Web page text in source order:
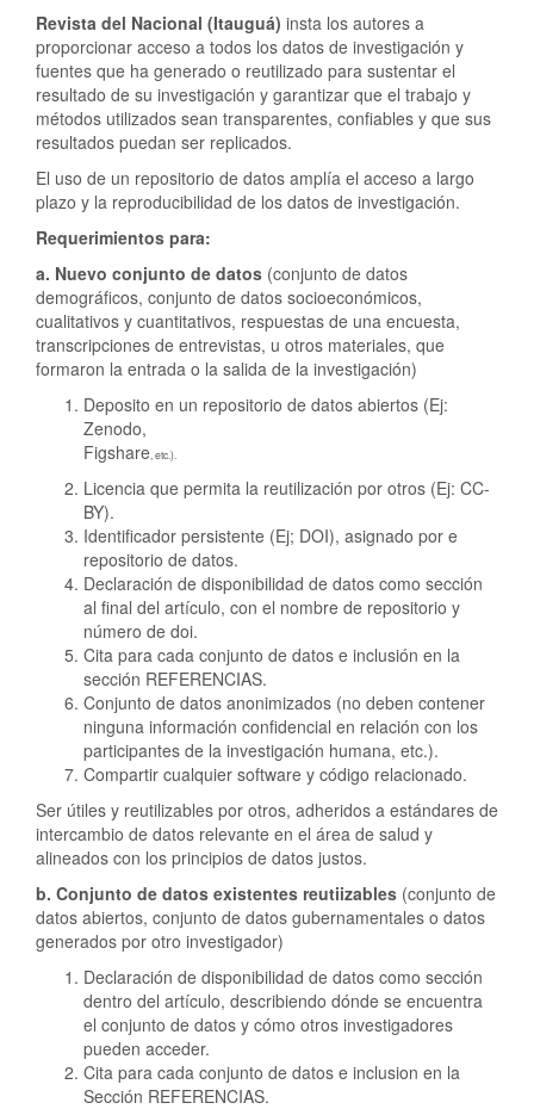
Revista del Nacional (Itauguá) insta los autores a
proporcionar acceso a todos los datos de investigación y
fuentes que ha generado o reutilizado para sustentar el
resultado de su investigación y garantizar que el trabajo y
métodos utilizados sean transparentes, confiables y que sus
resultados puedan ser replicados.
El uso de un repositorio de datos amplía el acceso a largo
plazo y la reproducibilidad de los datos de investigación.
Requerimientos para:
a. Nuevo conjunto de datos (conjunto de datos
demográficos, conjunto de datos socioeconómicos,
cualitativos y cuantitativos, respuestas de una encuesta,
transcripciones de entrevistas, u otros materiales, que
formaron la entrada o la salida de la investigación)
Deposito en un repositorio de datos abiertos (Ej:
Zenodo,
Figshare , etc.).
Licencia que permita la reutilización por otros (Ej: CC-
BY).
Identificador persistente (Ej; DOI), asignado por e
repositorio de datos.
Declaración de disponibilidad de datos como sección
al final del artículo, con el nombre de repositorio y
número de doi.
Cita para cada conjunto de datos e inclusión en la
sección REFERENCIAS.
Conjunto de datos anonimizados (no deben contener
ninguna información confidencial en relación con los
participantes de la investigación humana, etc.).
Compartir cualquier software y código relacionado.
Ser útiles y reutilizables por otros, adheridos a estándares de
intercambio de datos relevante en el área de salud y
alineados con los principios de datos justos.
b. Conjunto de datos existentes reutiizables (conjunto de
datos abiertos, conjunto de datos gubernamentales o datos
generados por otro investigador)
Declaración de disponibilidad de datos como sección
dentro del artículo, describiendo dónde se encuentra
el conjunto de datos y cómo otros investigadores
pueden acceder.
Cita para cada conjunto de datos e inclusion en la
Sección REFERENCIAS.